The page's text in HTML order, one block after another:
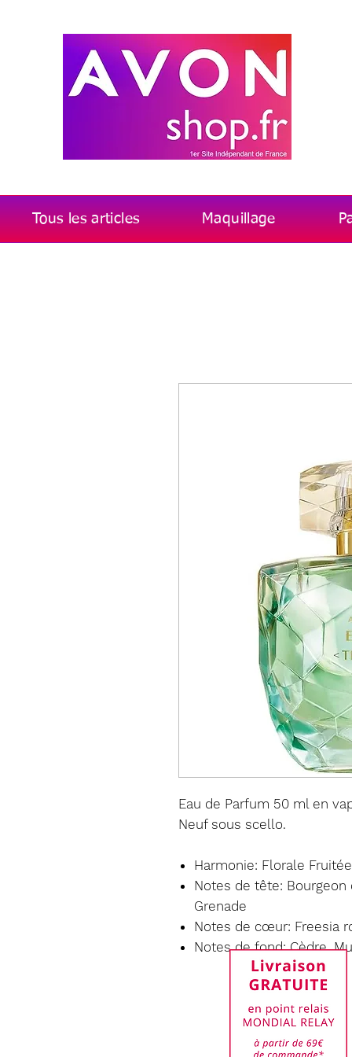
Tous les articles Maquillage
Eau de Parfum 50 ml en
Neuf sous scello.
Harmonie: Florale Fruitée
Notes de tête: Bourgeon
Grenade
Notes de cœur: Freesia
Notes de fond: Cèdre,